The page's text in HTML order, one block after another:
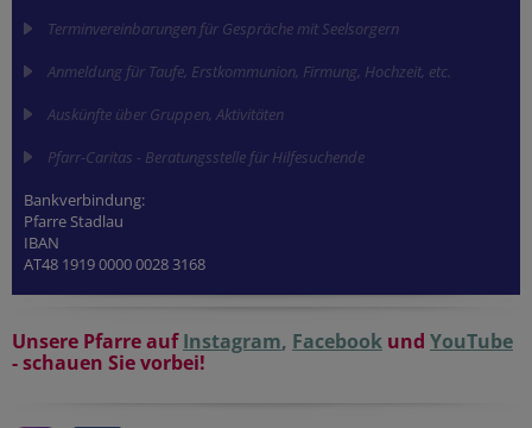
Terminvereinbarungen für Gespräche mit Seelsorgern
Anmeldung für Taufe, Erstkommunion, Firmung, Hochzeit, etc.
Auskünfte über Gruppen, Aktivitäten
Pfarr-Caritas - Beratungsstelle für Hilfesuchende
Bankverbindung:
Pfarre Stadlau
IBAN
AT48 1919 0000 0028 3168
Unsere Pfarre auf Instagram, Facebook und YouTube
- schauen Sie vorbei!